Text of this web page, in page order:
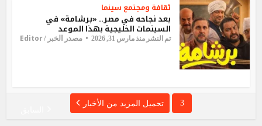
ثقافة ومجتمع سينما
بعد نجاحه في مصر.. «برشامة» في
السينمات الخليجية بهذا الموعد
تم النشر منذ مارس 31, 2026 مصدر الخبر /Editor
3 تحميل المزيد من الأخبار